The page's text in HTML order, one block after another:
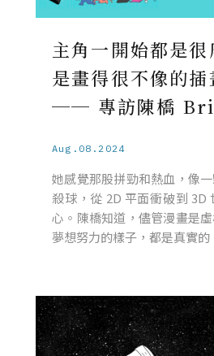
主角一開始都是
是畫得很不像的插
── 專訪陳橋
Aug.08.2024
她感覺那股拼勁和熱血，像
殺球，從 2D 平面衝破到 3D
心。陳橋知道，儘管漫畫是
夢想努力的樣子，都是真實的